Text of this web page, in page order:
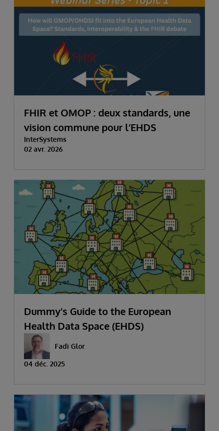
FHIR et OMOP : deux standards, une
vision commune pour l’EHDS
InterSystems
02 avr. 2026
Dummy's Guide to the European
Health Data Space (EHDS)
Fadi Glor
04 déc. 2025